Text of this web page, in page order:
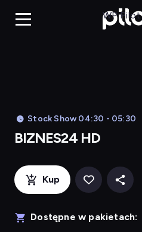
WP Pilot
Stock Show 04:30 - 05:30
BIZNES24 HD
Kup
Dostępne w pakietach: